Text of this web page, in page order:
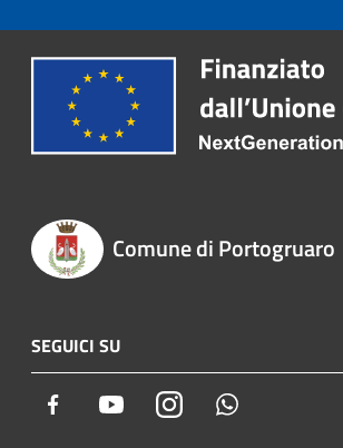
Comune di Portogruaro
SEGUICI SU
Facebook YoutubeInstagram